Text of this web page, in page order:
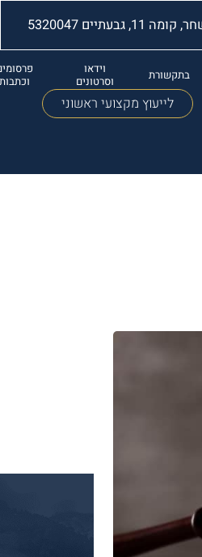
בתקשורת
וידאו
וסרטונים
וכתבות
לייעוץ מקצועי ראשוני